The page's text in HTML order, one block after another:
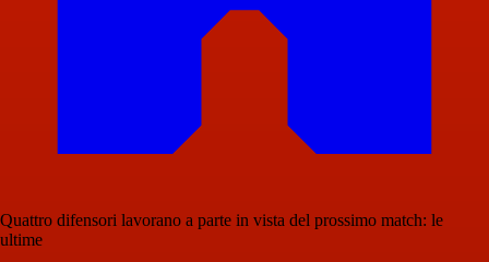
Quattro difensori lavorano a parte in vista del prossimo match: le
ultime